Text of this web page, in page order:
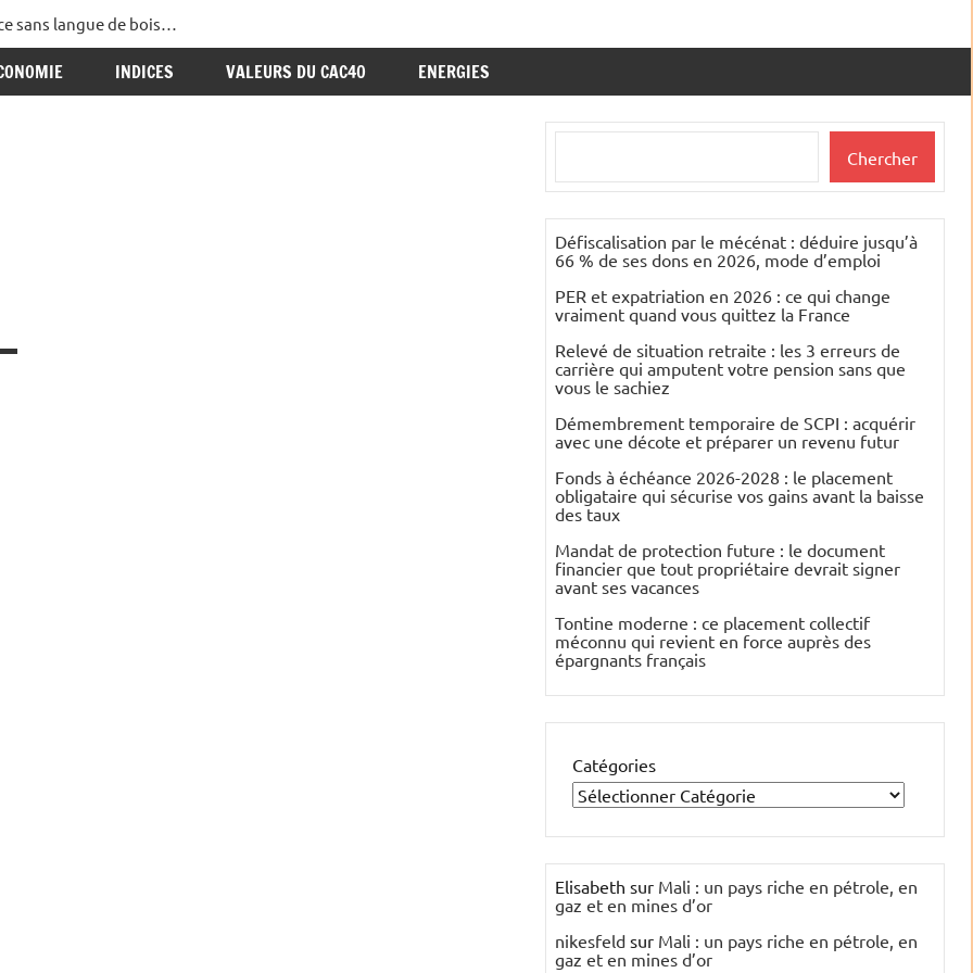
sans langue de bois…
INDICES VALEURS DU CAC40 ENERGIES
Chercher
Défiscalisation par le mécénat : déduire jusqu’à
66 % de ses dons en 2026, mode d’emploi
PER et expatriation en 2026 : ce qui change
vraiment quand vous quittez la France
Relevé de situation retraite : les 3 erreurs de
carrière qui amputent votre pension sans que
vous le sachiez
Démembrement temporaire de SCPI : acquérir
avec une décote et préparer un revenu futur
Fonds à échéance 2026-2028 : le placement
obligataire qui sécurise vos gains avant la baisse
des taux
Mandat de protection future : le document
financier que tout propriétaire devrait signer
avant ses vacances
Tontine moderne : ce placement collectif
méconnu qui revient en force auprès des
épargnants français
Catégories
Elisabeth sur Mali : un pays riche en pétrole, en
gaz et en mines d’or
nikesfeld sur Mali : un pays riche en pétrole, en
gaz et en mines d’or